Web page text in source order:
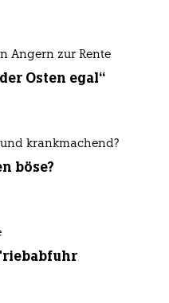
Angern zur Rente
Osten egal“
krankmachend?
böse?